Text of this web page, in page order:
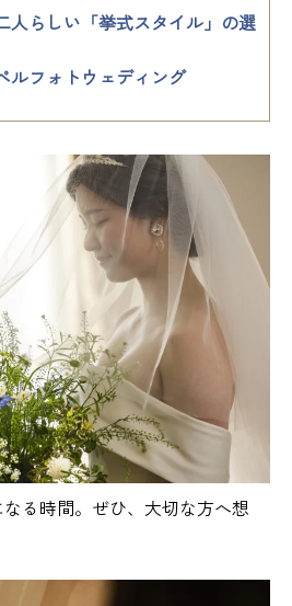
人らしい「挙式スタイル」の選
ルフォトウェディング
る時間。ぜひ、大切な方へ想